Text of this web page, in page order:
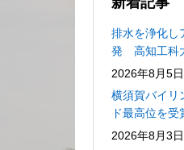
排水を浄化し
発 高知工科
2026年8月5日
横須賀バイリ
ド最高位を受
2026年8月3日